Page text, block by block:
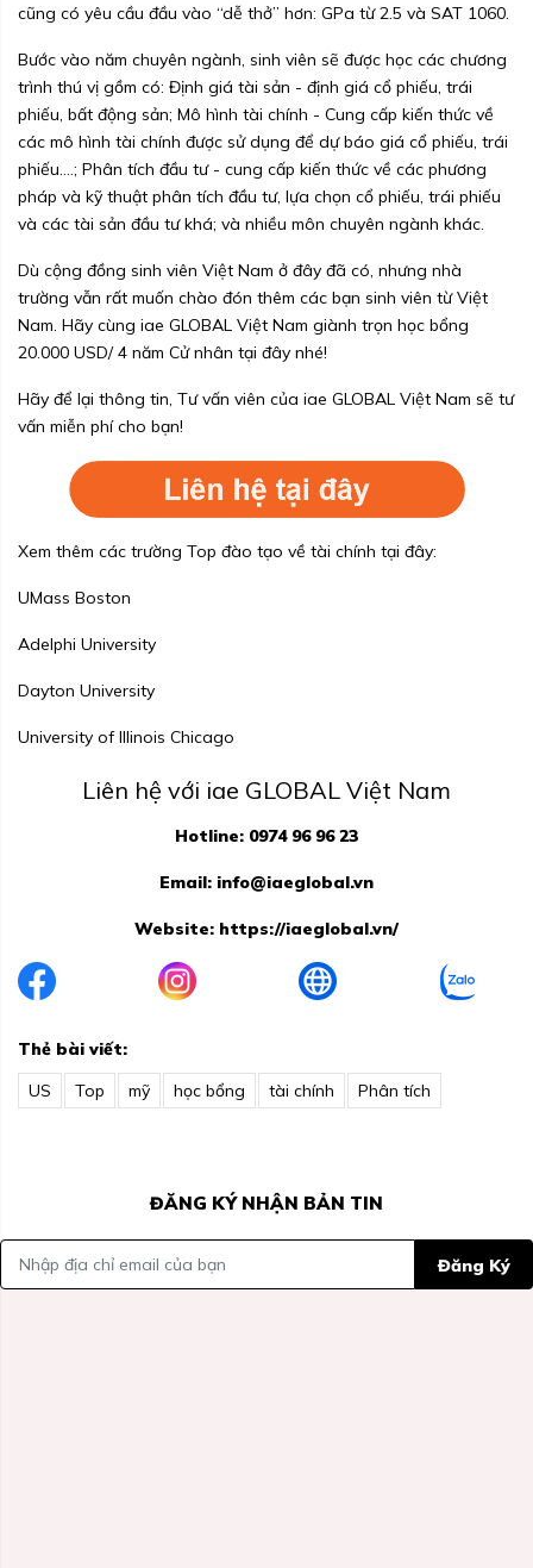
cũng có yêu cầu đầu vào “dễ thở” hơn: GPa từ 2.5 và SAT 1060.
Bước vào năm chuyên ngành, sinh viên sẽ được học các chương
trình thú vị gồm có: Định giá tài sản - định giá cổ phiếu, trái
phiếu, bất động sản; Mô hình tài chính - Cung cấp kiến thức về
các mô hình tài chính được sử dụng để dự báo giá cổ phiếu, trái
phiếu….; Phân tích đầu tư - cung cấp kiến thức về các phương
pháp và kỹ thuật phân tích đầu tư, lựa chọn cổ phiếu, trái phiếu
và các tài sản đầu tư khá; và nhiều môn chuyên ngành khác.
Dù cộng đồng sinh viên Việt Nam ở đây đã có, nhưng nhà
trường vẫn rất muốn chào đón thêm các bạn sinh viên từ Việt
Nam. Hãy cùng iae GLOBAL Việt Nam giành trọn học bổng
20.000 USD/ 4 năm Cử nhân tại đây nhé!
Hãy để lại thông tin, Tư vấn viên của iae GLOBAL Việt Nam sẽ tư
vấn miễn phí cho bạn!
Xem thêm các trường Top đào tạo về tài chính tại đây:
UMass Boston
Adelphi University
Dayton University
University of Illinois Chicago
Liên hệ với iae GLOBAL Việt Nam
Hotline: 0974 96 96 23
Email: info@iaeglobal.vn
Website: https://iaeglobal.vn/
Thẻ bài viết:
US
Top mỹ học bổng tài chính Phân tích
ĐĂNG KÝ NHẬN BẢN TIN
Đăng Ký